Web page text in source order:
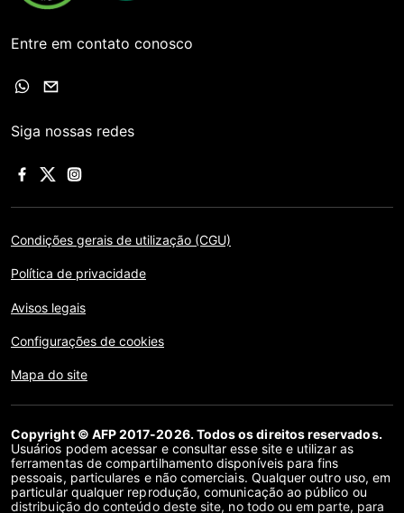
Entre em contato conosco
Siga nossas redes
Condições gerais de utilização (CGU)
Política de privacidade
Avisos legais
Configurações de cookies
Mapa do site
Copyright © AFP 2017-2026. Todos os direitos reservados.
Usuários podem acessar e consultar esse site e utilizar as
ferramentas de compartilhamento disponíveis para fins
pessoais, particulares e não comerciais. Qualquer outro uso, em
particular qualquer reprodução, comunicação ao público ou
distribuição do conteúdo deste site, no todo ou em parte, para